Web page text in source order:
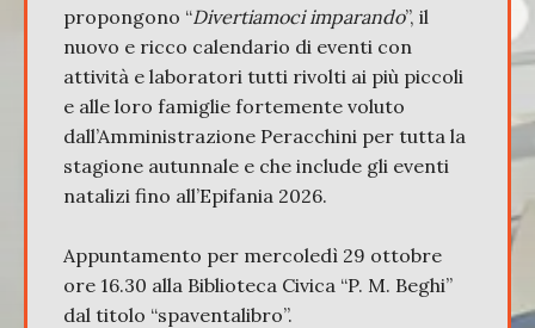
propongono “Divertiamoci imparando”, il
nuovo e ricco calendario di eventi con
attività e laboratori tutti rivolti ai più piccoli
e alle loro famiglie fortemente voluto
dall’Amministrazione Peracchini per tutta la
stagione autunnale e che include gli eventi
natalizi fino all’Epifania 2026.
Appuntamento per mercoledì 29 ottobre
ore 16.30 alla Biblioteca Civica “P. M. Beghi”
dal titolo “spaventalibro”.